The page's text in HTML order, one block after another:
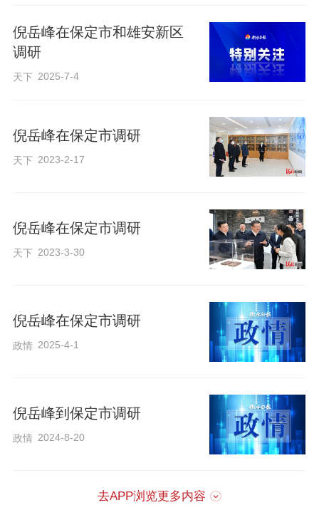
好农机跨区作业，强化服务保障，做好收
购收储、交通保畅等工作，确保夏粮颗粒
归仓、夏播种足种满。要发挥科技创新的
推广，积极发展深加工，提升旱碱麦附加
值，真正做好盐碱地特色农业这篇大文
倪岳峰还来到沧州经济开发区，察看主导
产业培育和企业科技创新情况。他强调，
上，持续推进重点产业提质增效，加强中
小企业数智化改造，助推企业转型升级。
要强化企业创新主体地位，支持专精特新
融合。要坚持不懈优化营商环境，帮助企
业办实事、解难题，充分激发各类经营主
省领导董兆伟、赵大春参加有关活动。
倪岳峰在保定市和雄安新区
调研
天下 2025-7-4
倪岳峰在保定市调研
天下 2023-2-17
倪岳峰在保定市调研
天下 2023-3-30
倪岳峰在保定市调研
政情 2025-4-1
倪岳峰到保定市调研
政情 2024-8-20
去APP浏览更多内容